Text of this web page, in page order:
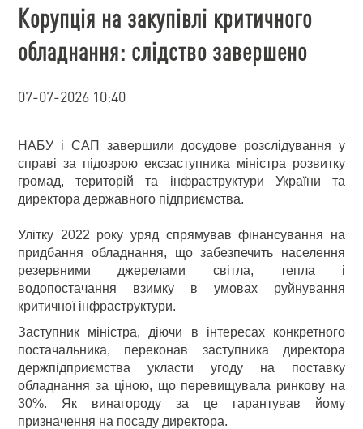
Корупція на закупівлі критичного
обладнання: слідство завершено
07-07-2026 10:40
НАБУ і САП завершили досудове розслідування у
справі за підозрою ексзаступника міністра розвитку
громад, територій та інфраструктури України та
директора державного підприємства.
Улітку 2022 року уряд спрямував фінансування на
придбання обладнання, що забезпечить населення
резервними джерелами світла, тепла і
водопостачання взимку в умовах руйнування
критичної інфраструктури.
Заступник міністра, діючи в інтересах конкретного
постачальника, переконав заступника директора
держпідприємства укласти угоду на поставку
обладнання за ціною, що перевищувала ринкову на
30%. Як винагороду за це гарантував йому
призначення на посаду директора.